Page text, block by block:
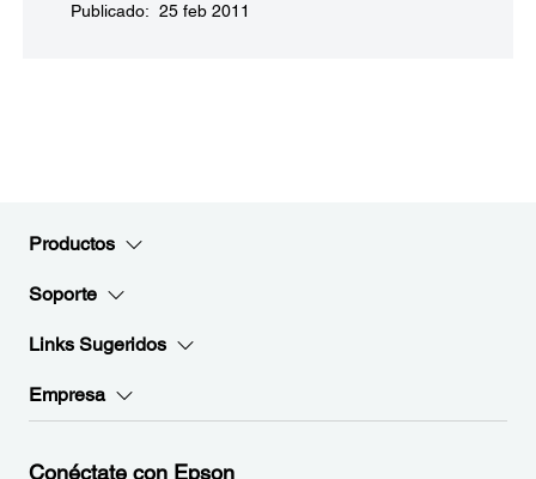
Publicado: 25 feb 2011
Productos
Soporte
Links Sugeridos
Empresa
Conéctate con Epson